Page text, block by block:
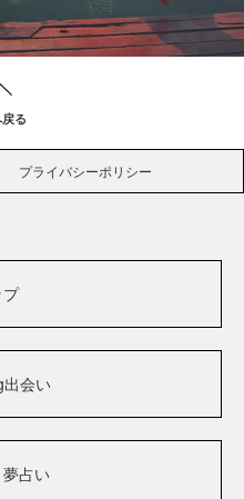
る
プライバシーポリシー
プ
会い
占い